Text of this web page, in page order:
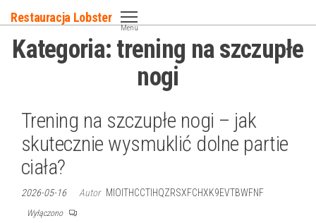
do
treści
Restauracja Lobster
Menu
Kategoria: trening na szczupłe
nogi
Trening na szczupłe nogi – jak
skutecznie wysmuklić dolne partie
ciała?
2026-05-16 Autor MIOITHCCTIHQZRSXFCHXK9EVTBWFNF
Wyłączono